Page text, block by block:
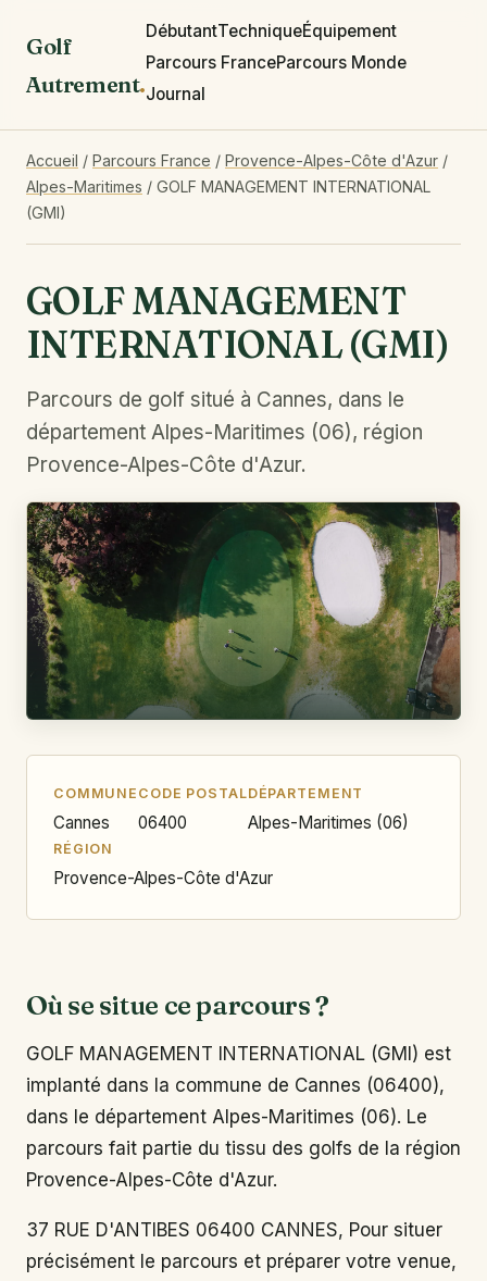
Golf
Autrement.
DébutantTechniqueÉquipement
Parcours FranceParcours Monde
Journal
Accueil / Parcours France / Provence-Alpes-Côte d'Azur /
Alpes-Maritimes / GOLF MANAGEMENT INTERNATIONAL
(GMI)
GOLF MANAGEMENT
INTERNATIONAL (GMI)
Parcours de golf situé à Cannes, dans le
département Alpes-Maritimes (06), région
Provence-Alpes-Côte d'Azur.
COMMUNE
Cannes
CODE POSTAL
06400
DÉPARTEMENT
Alpes-Maritimes (06)
RÉGION
Provence-Alpes-Côte d'Azur
Où se situe ce parcours ?
GOLF MANAGEMENT INTERNATIONAL (GMI) est
implanté dans la commune de Cannes (06400),
dans le département Alpes-Maritimes (06). Le
parcours fait partie du tissu des golfs de la région
Provence-Alpes-Côte d'Azur.
37 RUE D'ANTIBES 06400 CANNES, Pour situer
précisément le parcours et préparer votre venue,